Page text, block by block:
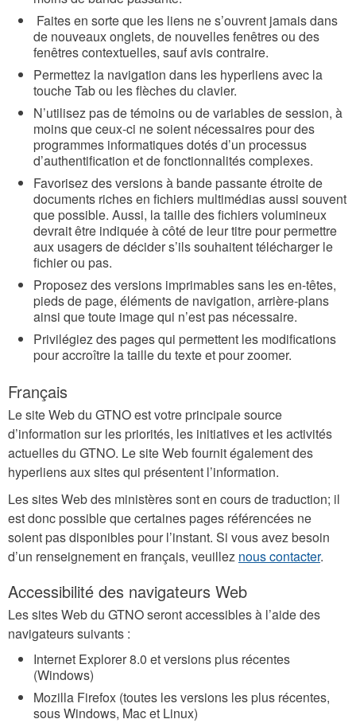
Faites en sorte que les liens ne s’ouvrent jamais dans
de nouveaux onglets, de nouvelles fenêtres ou des
fenêtres contextuelles, sauf avis contraire.
Permettez la navigation dans les hyperliens avec la
touche Tab ou les flèches du clavier.
N’utilisez pas de témoins ou de variables de session, à
moins que ceux-ci ne soient nécessaires pour des
programmes informatiques dotés d’un processus
d’authentification et de fonctionnalités complexes.
Favorisez des versions à bande passante étroite de
documents riches en fichiers multimédias aussi souvent
que possible. Aussi, la taille des fichiers volumineux
devrait être indiquée à côté de leur titre pour permettre
aux usagers de décider s’ils souhaitent télécharger le
fichier ou pas.
Proposez des versions imprimables sans les en-têtes,
pieds de page, éléments de navigation, arrière-plans
ainsi que toute image qui n’est pas nécessaire.
Privilégiez des pages qui permettent les modifications
pour accroître la taille du texte et pour zoomer.
Français
Le site Web du GTNO est votre principale source
d’information sur les priorités, les initiatives et les activités
actuelles du GTNO. Le site Web fournit également des
hyperliens aux sites qui présentent l’information.
Les sites Web des ministères sont en cours de traduction; il
est donc possible que certaines pages référencées ne
soient pas disponibles pour l’instant. Si vous avez besoin
d’un renseignement en français, veuillez nous contacter.
Accessibilité des navigateurs Web
Les sites Web du GTNO seront accessibles à l’aide des
navigateurs suivants :
Internet Explorer 8.0 et versions plus récentes
(Windows)
Mozilla Firefox (toutes les versions les plus récentes,
sous Windows, Mac et Linux)